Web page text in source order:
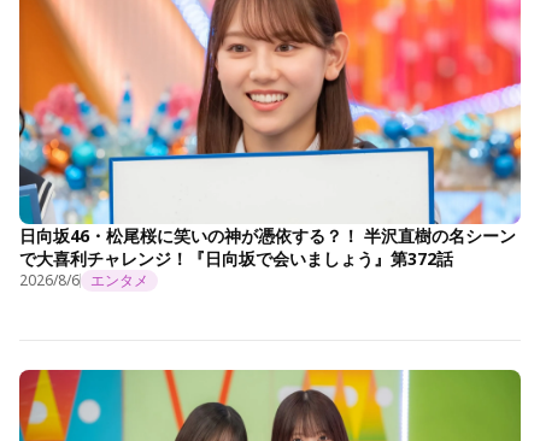
日向坂46・松尾桜に笑いの神が憑依する？！ 半沢直樹の名シーン
で大喜利チャレンジ！『日向坂で会いましょう』第372話
2026/8/6 エンタメ